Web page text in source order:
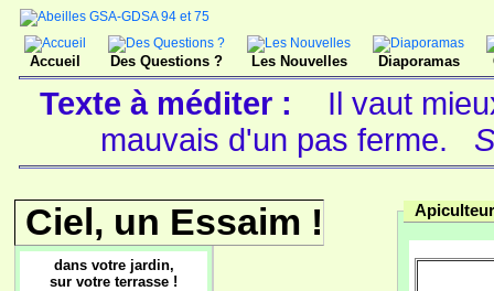
Accueil Des Questions ? Les Nouvelles Diaporamas
Texte à méditer :
Il vaut
mauvais d'un pas ferme.
Ciel, un Essaim !
dans votre jardin,
sur votre terrasse !